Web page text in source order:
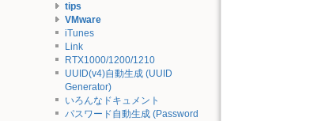
tips
VMware
iTunes
Link
RTX1000/1200/1210
UUID(v4)自動生成 (UUID
Generator)
いろんなドキュメント
パスワード自動生成 (Password